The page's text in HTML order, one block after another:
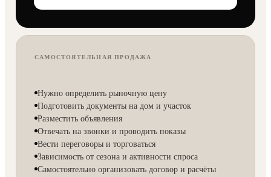
САМОСТОЯТЕЛЬНАЯ ПРОДАЖА
Нужно определить рыночную цену
Подготовить документы на дом и участок
Разместить объявления
Отвечать на звонки и проводить показы
Вести переговоры и торговаться
Зависимость от сезона и активности спроса
Самостоятельно организовать договор и расчёты